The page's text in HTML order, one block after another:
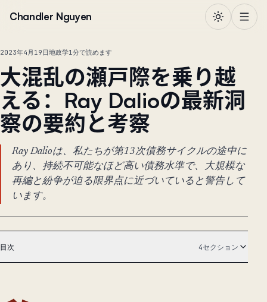
Chandler Nguyen
2023年4月19日地政学1分で読めます
大混乱の瀬戸際を乗り越
える：Ray Dalioの最新洞
察の要約と考察
Ray Dalioは、私たちが第13次債務サイクルの途中に
あり、持続不可能なほど高い債務水準で、大規模な
再編と紛争が迫る限界点に近づいていると警告して
います。
目次 4セクション